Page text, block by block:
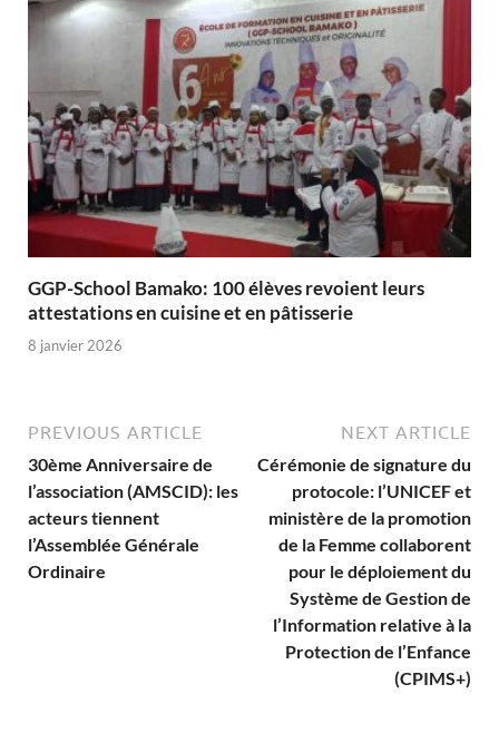
GGP-School Bamako: 100 élèves revoient leurs
attestations en cuisine et en pâtisserie
8 janvier 2026
PREVIOUS ARTICLE
30ème Anniversaire de
l’association (AMSCID): les
acteurs tiennent
l’Assemblée Générale
Ordinaire
NEXT ARTICLE
Cérémonie de signature du
protocole: l’UNICEF et
ministère de la promotion
de la Femme collaborent
pour le déploiement du
Système de Gestion de
l’Information relative à la
Protection de l’Enfance
(CPIMS+)